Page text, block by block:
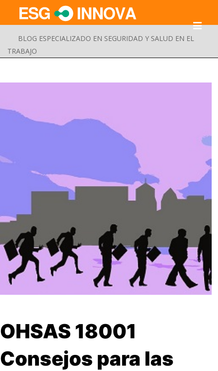
BLOG ESPECIALIZADO EN SEGURIDAD Y SALUD EN EL
TRABAJO
Buscar
OHSAS 18001
Consejos para las